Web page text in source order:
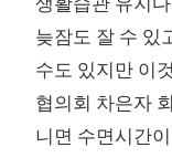
늦잠도 잘 수 있
수도 있지만 이
협의회 차은자
니면 수면시간